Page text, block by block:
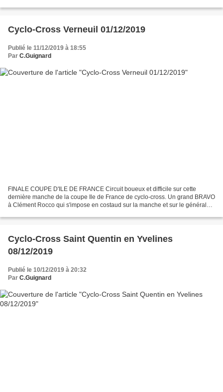
Cyclo-Cross Verneuil 01/12/2019
Publié le 11/12/2019 à 18:55
Par C.Guignard
FINALE COUPE D'ILE DE FRANCE Circuit boueux et difficile sur cette
dernière manche de la coupe Ile de France de cyclo-cross. Un grand BRAVO
à Clément Rocco qui s'impose en costaud sur la manche et sur le général
Cyclo-Cross Saint Quentin en Yvelines
08/12/2019
Publié le 10/12/2019 à 20:32
Par C.Guignard